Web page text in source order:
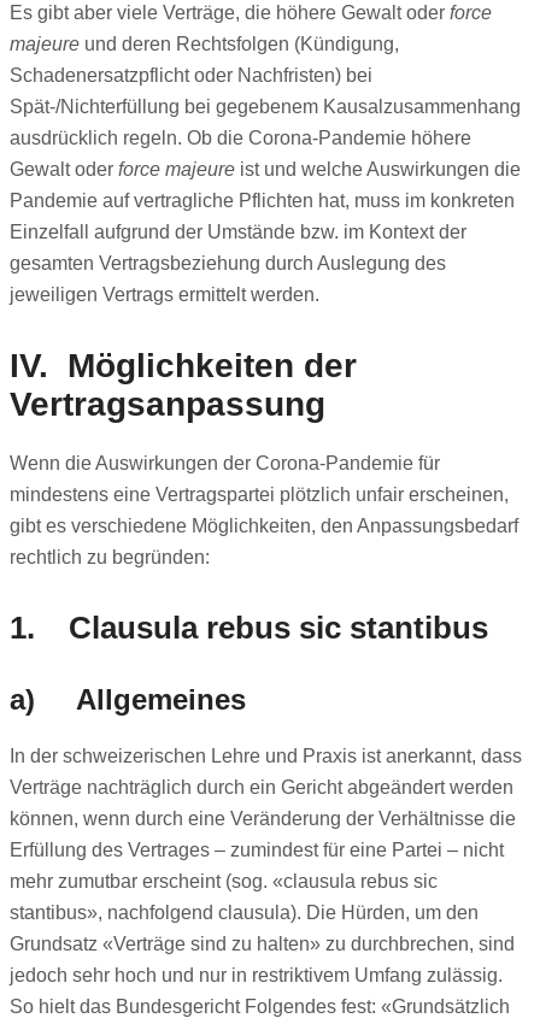
Es gibt aber viele Verträge, die höhere Gewalt oder force
majeure und deren Rechtsfolgen (Kündigung,
Schadenersatzpflicht oder Nachfristen) bei
Spät-/Nichterfüllung bei gegebenem Kausalzusammenhang
ausdrücklich regeln. Ob die Corona-Pandemie höhere
Gewalt oder force majeure ist und welche Auswirkungen die
Pandemie auf vertragliche Pflichten hat, muss im konkreten
Einzelfall aufgrund der Umstände bzw. im Kontext der
gesamten Vertragsbeziehung durch Auslegung des
jeweiligen Vertrags ermittelt werden.
IV. Möglichkeiten der
Vertragsanpassung
Wenn die Auswirkungen der Corona-Pandemie für
mindestens eine Vertragspartei plötzlich unfair erscheinen,
gibt es verschiedene Möglichkeiten, den Anpassungsbedarf
rechtlich zu begründen:
1. Clausula rebus sic stantibus
a) Allgemeines
In der schweizerischen Lehre und Praxis ist anerkannt, dass
Verträge nachträglich durch ein Gericht abgeändert werden
können, wenn durch eine Veränderung der Verhältnisse die
Erfüllung des Vertrages – zumindest für eine Partei – nicht
mehr zumutbar erscheint (sog. «clausula rebus sic
stantibus», nachfolgend clausula). Die Hürden, um den
Grundsatz «Verträge sind zu halten» zu durchbrechen, sind
jedoch sehr hoch und nur in restriktivem Umfang zulässig.
So hielt das Bundesgericht Folgendes fest: «Grundsätzlich